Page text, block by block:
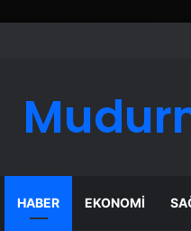
HABER EKONOMI